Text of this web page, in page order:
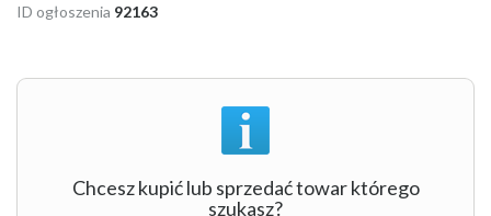
ID ogłoszenia 92163
Chcesz kupić lub sprzedać towar którego
szukasz?